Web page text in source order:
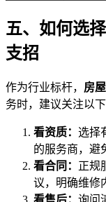
五、如何选
支招
作为行业标杆， 房
务时，建议关注以下
看资质： 选择
的服务商，避
看合同： 正规
议，明确维修